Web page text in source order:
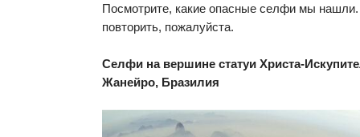
Посмотрите, какие опасные селфи мы
повторить, пожалуйста.
Селфи на вершине статуи Христа-
Жанейро, Бразилия